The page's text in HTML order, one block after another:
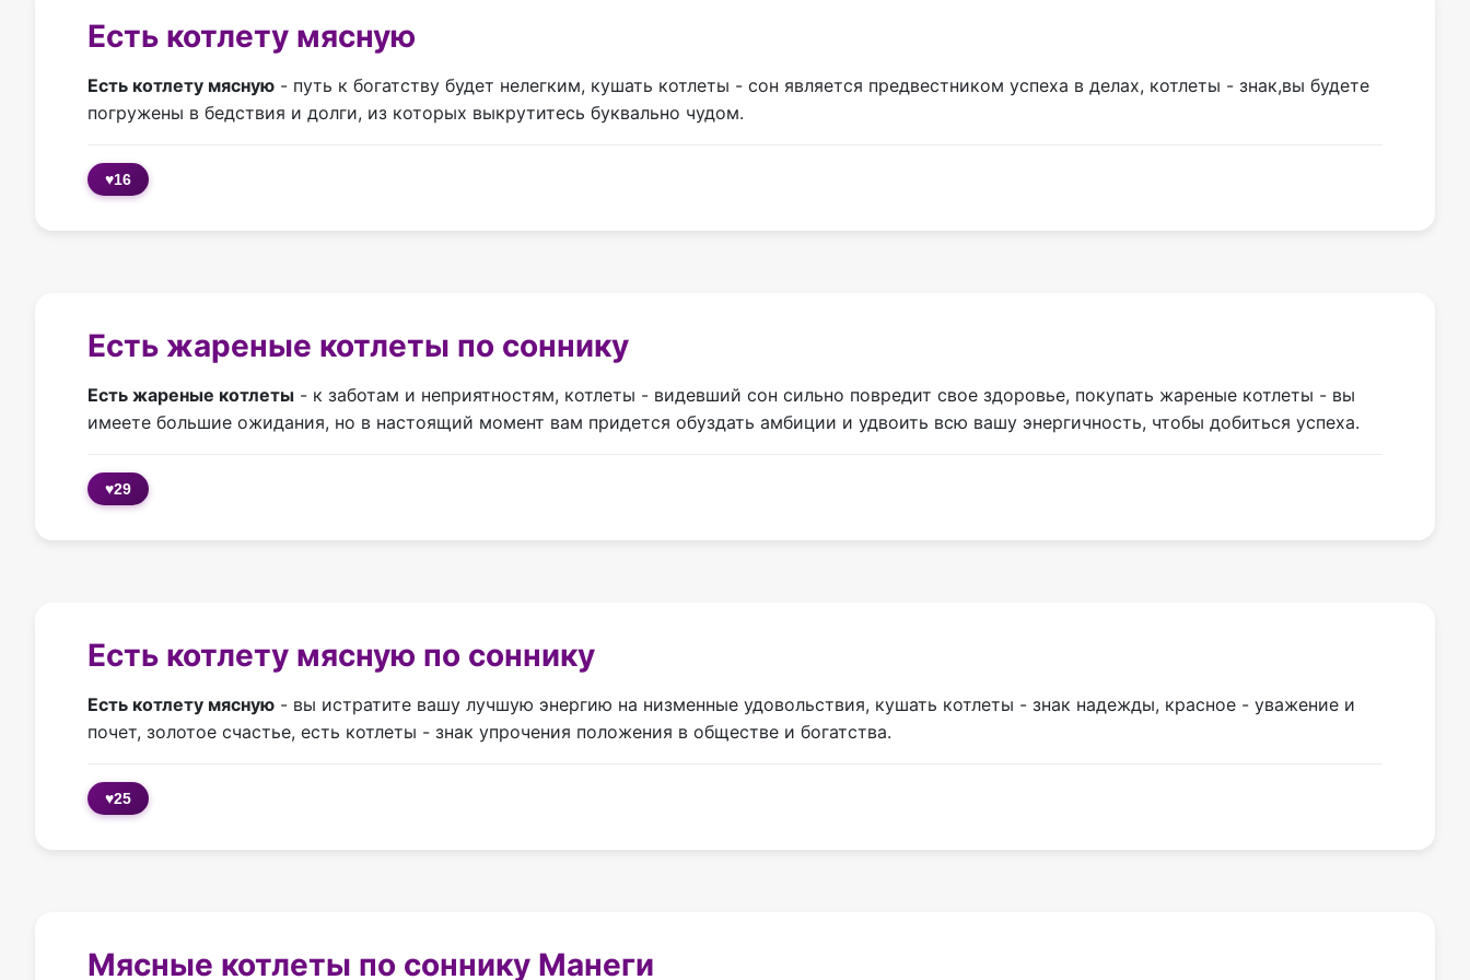
Есть котлету мясную
Есть котлету мясную - путь к богатству будет нелегким, кушать котлеты - сон является предвестником успеха в делах, котлеты - знак,вы будете
погружены в бедствия и долги, из которых выкрутитесь буквально чудом.
♥16
Есть жареные котлеты по соннику
Есть жареные котлеты - к заботам и неприятностям, котлеты - видевший сон сильно повредит свое здоровье, покупать жареные котлеты - вы
имеете большие ожидания, но в настоящий момент вам придется обуздать амбиции и удвоить всю вашу энергичность, чтобы добиться успеха.
♥29
Есть котлету мясную по соннику
Есть котлету мясную - вы истратите вашу лучшую энергию на низменные удовольствия, кушать котлеты - знак надежды, красное - уважение и
почет, золотое счастье, есть котлеты - знак упрочения положения в обществе и богатства.
♥25
Мясные котлеты по соннику Манеги